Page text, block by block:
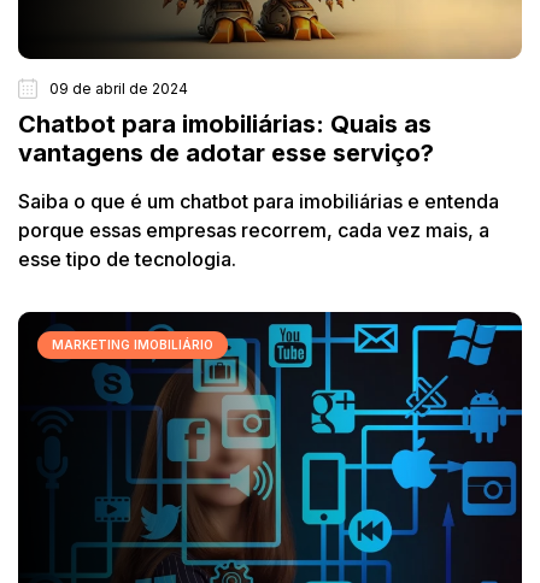
09 de abril de 2024
Chatbot para imobiliárias: Quais as
vantagens de adotar esse serviço?
Saiba o que é um chatbot para imobiliárias e entenda
porque essas empresas recorrem, cada vez mais, a
esse tipo de tecnologia.
MARKETING IMOBILIÁRIO